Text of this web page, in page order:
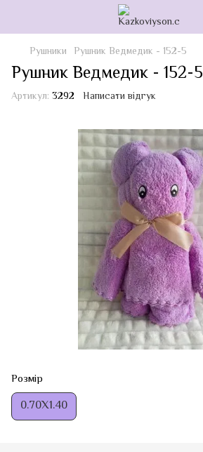
Рушники Рушник Ведмедик - 152-5
Рушник Ведмедик - 152-5
Артикул: 3292 Написати відгук
Розмір
0.70Х1.40